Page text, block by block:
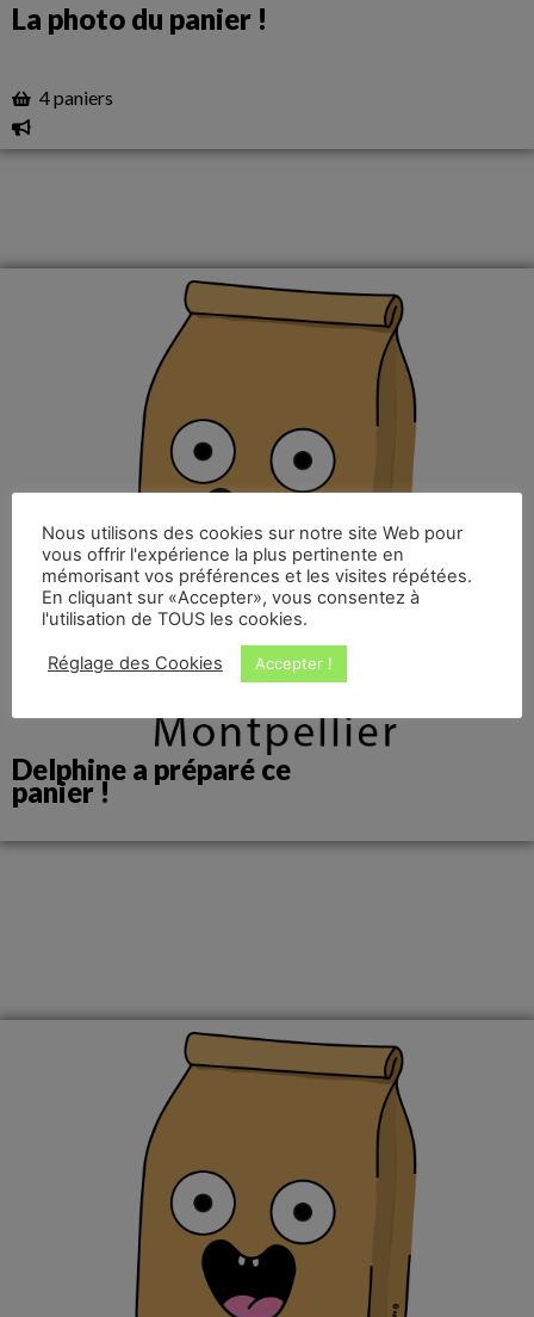
La photo du panier !
4 paniers
Delphine a préparé ce
panier !
Nous utilisons des cookies sur notre site Web pour
vous offrir l'expérience la plus pertinente en
mémorisant vos préférences et les visites répétées.
En cliquant sur «Accepter», vous consentez à
l'utilisation de TOUS les cookies.
Réglage des Cookies Accepter !